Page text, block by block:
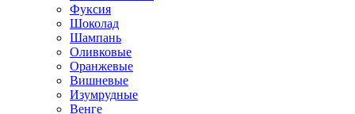
Фуксия
Шоколад
Шампань
Оливковые
Оранжевые
Вишневые
Изумрудные
Венге